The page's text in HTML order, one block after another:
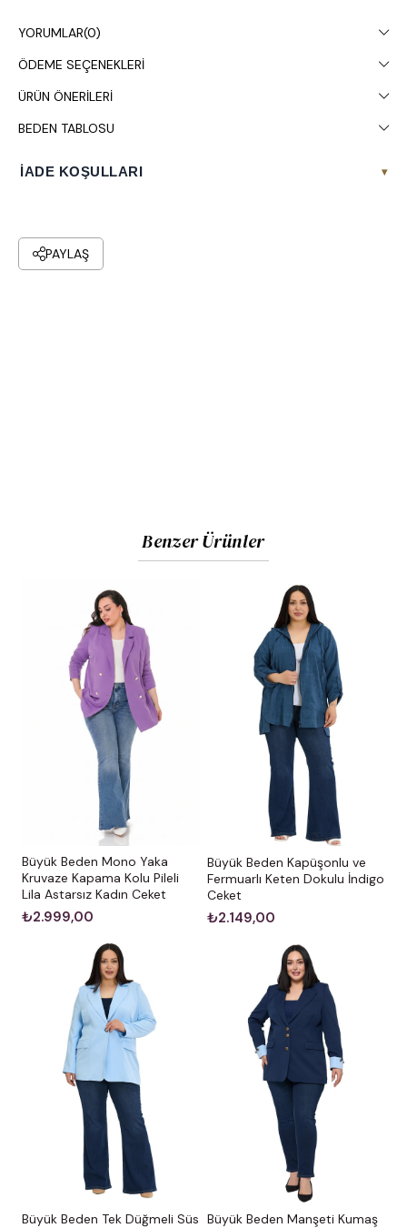
YORUMLAR(0)
ÖDEME SEÇENEKLERI
ÜRÜN ÖNERILERI
BEDEN TABLOSU
İADE KOŞULLARI ▾
PAYLAŞ
Benzer Ürünler
Büyük Beden Mono Yaka
Kruvaze Kapama Kolu Pileli
Lila Astarsız Kadın Ceket
₺2.999,00
Büyük Beden Kapüşonlu ve
Fermuarlı Keten Dokulu İndigo
Ceket
₺2.149,00
Büyük Beden Tek Düğmeli Süs Büyük Beden Manşeti Kumaş